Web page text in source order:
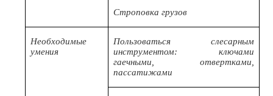
Строповка грузов
Необходимые
умения
Пользоваться слесарным
инструментом: ключами
гаечными, отвертками,
пассатижами